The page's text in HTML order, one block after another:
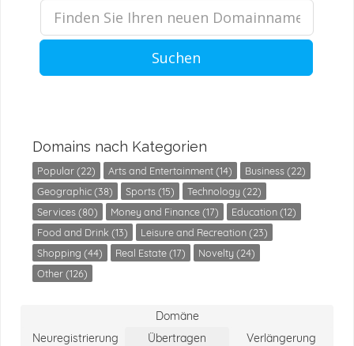
Suchen
Domains nach Kategorien
Popular (22) Arts and Entertainment (14)
Business (22)
Geographic (38)
Sports (15)
Technology (22)
Services (80)
Money and Finance (17)
Education (12)
Food and Drink (13)
Leisure and Recreation (23)
Shopping (44)
Real Estate (17)
Novelty (24)
Other (126)
Domäne
Neuregistrierung
Übertragen Verlängerung